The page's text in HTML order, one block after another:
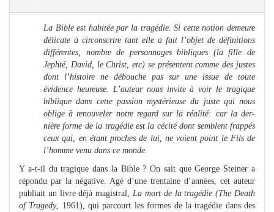
La Bible est habitée par la tragédie. Si cette notion demeure
délicate à circonscrire tant elle a fait l’objet de définitions
différentes, nombre de personnages bibliques (la fille de
Jephté, David, le Christ, etc) se présentent comme des justes
dont l’histoire ne débouche pas sur une issue de toute
évidence heureuse. L’auteur nous invite à voir le tragique
biblique dans cette passion mystérieuse du juste qui nous
oblige à renouveler notre regard sur la réalité: car la der-
nière forme de la tragédie est la cécité dont semblent frappés
ceux qui, en étant proches de lui, ne voient point le Fils de
l’homme venu dans ce monde.
Y a-t-il du tragique dans la Bible ? On sait que George Steiner a
répondu par la négative. Agé d’une trentaine d’années, cet auteur
publiait un livre déjà magistral, La mort de la tragédie (The Death
of Tragedy, 1961), qui parcourt les formes de la tragédie dans des